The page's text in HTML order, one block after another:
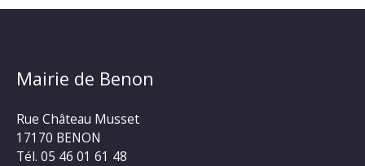
Mairie de Benon
Rue Château Musset
17170 BENON
Tél. 05 46 01 61 48